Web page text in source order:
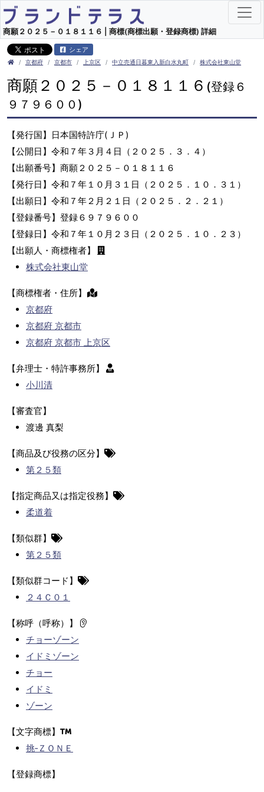
商願２０２５－０１８１１６ | 商標(商標出願・登録商標) 詳細
シェア
京都府 京都市 上京区 中立売通日暮東入新白水丸町 株式会社東山堂
商願２０２５－０１８１１６ (登録６
９７９６００)
【発行国】日本国特許庁(ＪＰ)
【公開日】令和７年３月４日（２０２５．３．４）
【出願番号】商願２０２５－０１８１１６
【発行日】令和７年１０月３１日（２０２５．１０．３１）
【出願日】令和７年２月２１日（２０２５．２．２１）
【登録番号】登録６９７９６００
【登録日】令和７年１０月２３日（２０２５．１０．２３）
【出願人・商標権者】
株式会社東山堂
【商標権者・住所】
京都府
京都府 京都市
京都府 京都市 上京区
【弁理士・特許事務所】
小川清
【審査官】
渡邊 真梨
【商品及び役務の区分】
第２５類
【指定商品又は指定役務】
柔道着
【類似群】
第２５類
【類似群コード】
２４Ｃ０１
【称呼（呼称）】
チョーゾーン
イドミゾーン
チョー
イドミ
ゾーン
【文字商標】
挑‐ＺＯＮＥ
【登録商標】